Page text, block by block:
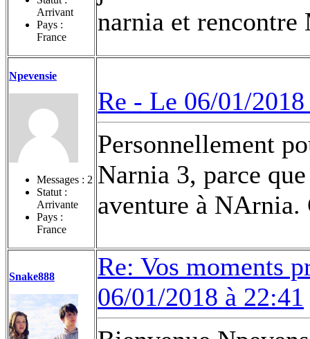
Arrivant
Pays :
France
narnia et rencontre
Npevensie
Messages : 2
Statut :
Arrivante
Pays :
France
Re - Le 06/01/
Personnellement
Narnia 3, parce
aventure à
Snake888
Re: Vos moments
06/01/2018 à 22:41